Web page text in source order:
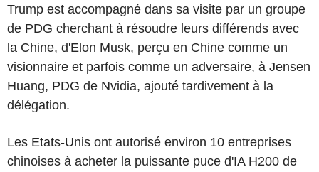
Trump est accompagné dans sa visite par un groupe
de PDG cherchant à résoudre leurs différends avec
la Chine, d'Elon Musk, perçu en Chine comme un
visionnaire et parfois comme un adversaire, à Jensen
Huang, PDG de Nvidia, ajouté tardivement à la
délégation.
Les Etats-Unis ont autorisé environ 10 entreprises
chinoises à acheter la puissante puce d'IA H200 de